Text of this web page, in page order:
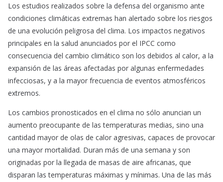
Los estudios realizados sobre la defensa del organismo ante
condiciones climáticas extremas han alertado sobre los riesgos
de una evolución peligrosa del clima. Los impactos negativos
principales en la salud anunciados por el IPCC como
consecuencia del cambio climático son los debidos al calor, a la
expansión de las áreas afectadas por algunas enfermedades
infecciosas, y a la mayor frecuencia de eventos atmosféricos
extremos.
Los cambios pronosticados en el clima no sólo anuncian un
aumento preocupante de las temperaturas medias, sino una
cantidad mayor de olas de calor agresivas, capaces de provocar
una mayor mortalidad. Duran más de una semana y son
originadas por la llegada de masas de aire africanas, que
disparan las temperaturas máximas y mínimas. Una de las más